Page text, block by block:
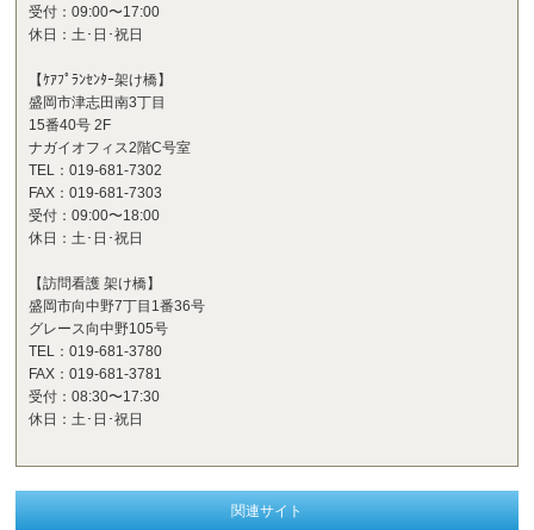
受付：09:00〜17:00
休日：土･日･祝日
【ｹｱﾌﾟﾗﾝｾﾝﾀｰ架け橋】
盛岡市津志田南3丁目
15番40号 2F
ナガイオフィス2階C号室
TEL：019-681-7302
FAX：019-681-7303
受付：09:00〜18:00
休日：土･日･祝日
【訪問看護 架け橋】
盛岡市向中野7丁目1番36号
グレース向中野105号
TEL：019-681-3780
FAX：019-681-3781
受付：08:30〜17:30
休日：土･日･祝日
関連サイト